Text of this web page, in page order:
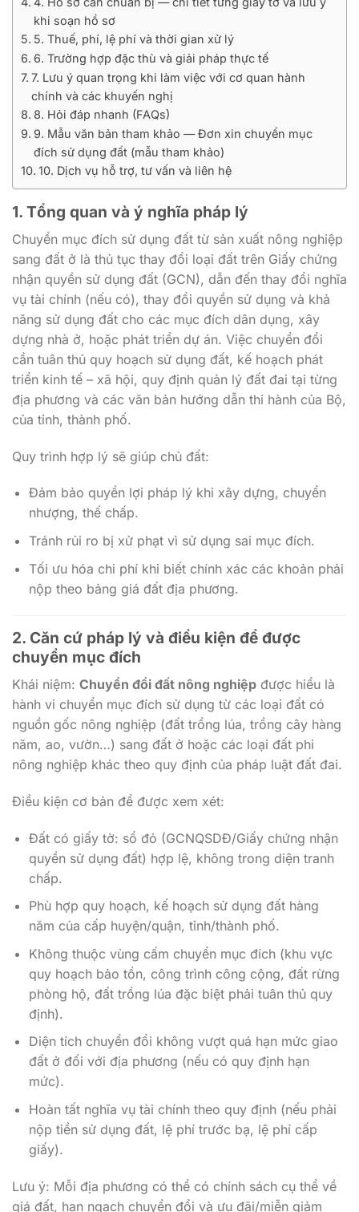
khi soạn hồ sơ
5. Thuế, phí, lệ phí và thời gian xử lý
6. Trường hợp đặc thù và giải pháp thực tế
7. Lưu ý quan trọng khi làm việc với cơ quan hành
chính và các khuyến nghị
8. Hỏi đáp nhanh (FAQs)
9. Mẫu văn bản tham khảo — Đơn xin chuyển mục
đích sử dụng đất (mẫu tham khảo)
10. Dịch vụ hỗ trợ, tư vấn và liên hệ
1. Tổng quan và ý nghĩa pháp lý
Chuyển mục đích sử dụng đất từ sản xuất nông nghiệp
sang đất ở là thủ tục thay đổi loại đất trên Giấy chứng
nhận quyền sử dụng đất (GCN), dẫn đến thay đổi nghĩa
vụ tài chính (nếu có), thay đổi quyền sử dụng và khả
năng sử dụng đất cho các mục đích dân dụng, xây
dựng nhà ở, hoặc phát triển dự án. Việc chuyển đổi
cần tuân thủ quy hoạch sử dụng đất, kế hoạch phát
triển kinh tế – xã hội, quy định quản lý đất đai tại từng
địa phương và các văn bản hướng dẫn thi hành của Bộ,
của tỉnh, thành phố.
Quy trình hợp lý sẽ giúp chủ đất:
Đảm bảo quyền lợi pháp lý khi xây dựng, chuyển
nhượng, thế chấp.
Tránh rủi ro bị xử phạt vì sử dụng sai mục đích.
Tối ưu hóa chi phí khi biết chính xác các khoản phải
nộp theo bảng giá đất địa phương.
2. Căn cứ pháp lý và điều kiện để được
chuyển mục đích
Khái niệm: Chuyển đổi đất nông nghiệp được hiểu là
hành vi chuyển mục đích sử dụng từ các loại đất có
nguồn gốc nông nghiệp (đất trồng lúa, trồng cây hàng
năm, ao, vườn…) sang đất ở hoặc các loại đất phi
nông nghiệp khác theo quy định của pháp luật đất đai.
Điều kiện cơ bản để được xem xét:
Đất có giấy tờ: sổ đỏ (GCNQSDĐ/Giấy chứng nhận
quyền sử dụng đất) hợp lệ, không trong diện tranh
chấp.
Phù hợp quy hoạch, kế hoạch sử dụng đất hàng
năm của cấp huyện/quận, tỉnh/thành phố.
Không thuộc vùng cấm chuyển mục đích (khu vực
quy hoạch bảo tồn, công trình công cộng, đất rừng
phòng hộ, đất trồng lúa đặc biệt phải tuân thủ quy
định).
Diện tích chuyển đổi không vượt quá hạn mức giao
đất ở đối với địa phương (nếu có quy định hạn
mức).
Hoàn tất nghĩa vụ tài chính theo quy định (nếu phải
nộp tiền sử dụng đất, lệ phí trước bạ, lệ phí cấp
giấy).
Lưu ý: Mỗi địa phương có thể có chính sách cụ thể về
giá đất, hạn ngạch chuyển đổi và ưu đãi/miễn giảm